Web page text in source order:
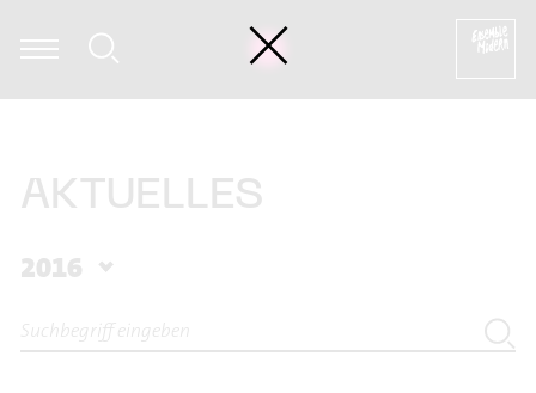
Kasakawa - Heinz Holliger: Souvenir trémaësques (excerpt)
AKTUELLES
2016